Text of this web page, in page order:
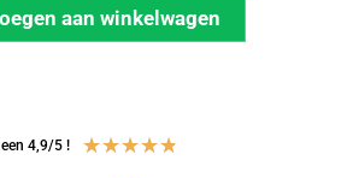
aan winkelwagen
4,9/5 ! ★★★★★